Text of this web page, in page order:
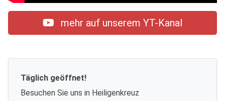
mehr auf unserem YT-Kanal
Täglich geöffnet!
Besuchen Sie uns in Heiligenkreuz